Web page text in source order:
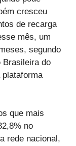
cresceu
de recarga
mês, um
segundo
Brasileira do
que mais
no
rede nacional,